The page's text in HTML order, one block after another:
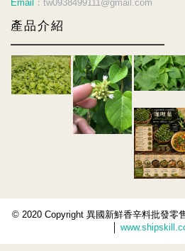
Email
：tw0938499111@gmail.com
產品介紹
© 2020 Copyright 異國新鮮香辛料批發零